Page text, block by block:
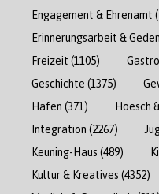
Engagement & Ehrenamt
Erinnerungsarbeit &
Freizeit (1105)
Geschichte (1375)
Hafen (371) Hoesch
Integration (2267)
Keuning-Haus (489)
Kultur & Kreatives (4352)